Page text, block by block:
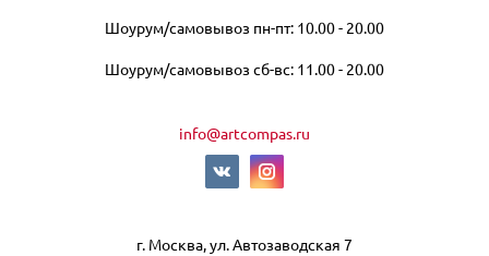
Шоурум/самовывоз пн-пт: 10.00 - 20.00
Шоурум/самовывоз сб-вс: 11.00 - 20.00
info@artcompas.ru
г. Москва, ул. Автозаводская 7